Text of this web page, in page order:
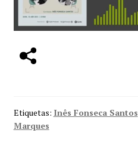
Carrinho
Termos e Condições
Etiquetas: Inês Fonseca Santos
Marques